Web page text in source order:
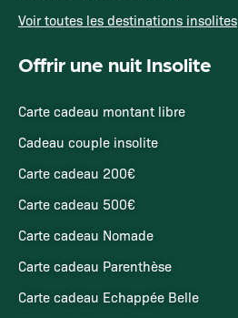
Voir toutes les destinations insolites
Offrir une nuit Insolite
Carte cadeau montant libre
Cadeau couple insolite
Carte cadeau 200€
Carte cadeau 500€
Carte cadeau Nomade
Carte cadeau Parenthèse
Carte cadeau Echappée Belle